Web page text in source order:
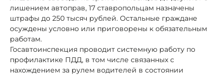
лишением автоправ, 17 ставропольцам назначены
штрафы до 250 тысяч рублей. Остальные граждане
осуждены условно или приговорены к обязательным
работам.
Госавтоинспекция проводит системную работу по
профилактике ПДД, в том числе связанных с
нахождением за рулем водителей в состоянии